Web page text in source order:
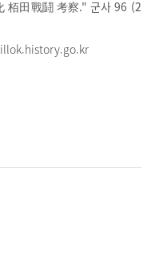
栢田戰鬪 考察." 군사 96 (2